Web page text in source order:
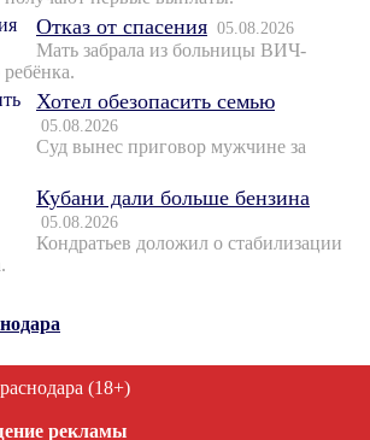
Отказ от спасения 05.08.2026
Мать забрала из больницы ВИЧ-
Хотел обезопасить семью
05.08.2026
Суд вынес приговор мужчине за
Кубани дали больше бензина
05.08.2026
Кондратьев доложил о стабилизации
(18+)
рекламы